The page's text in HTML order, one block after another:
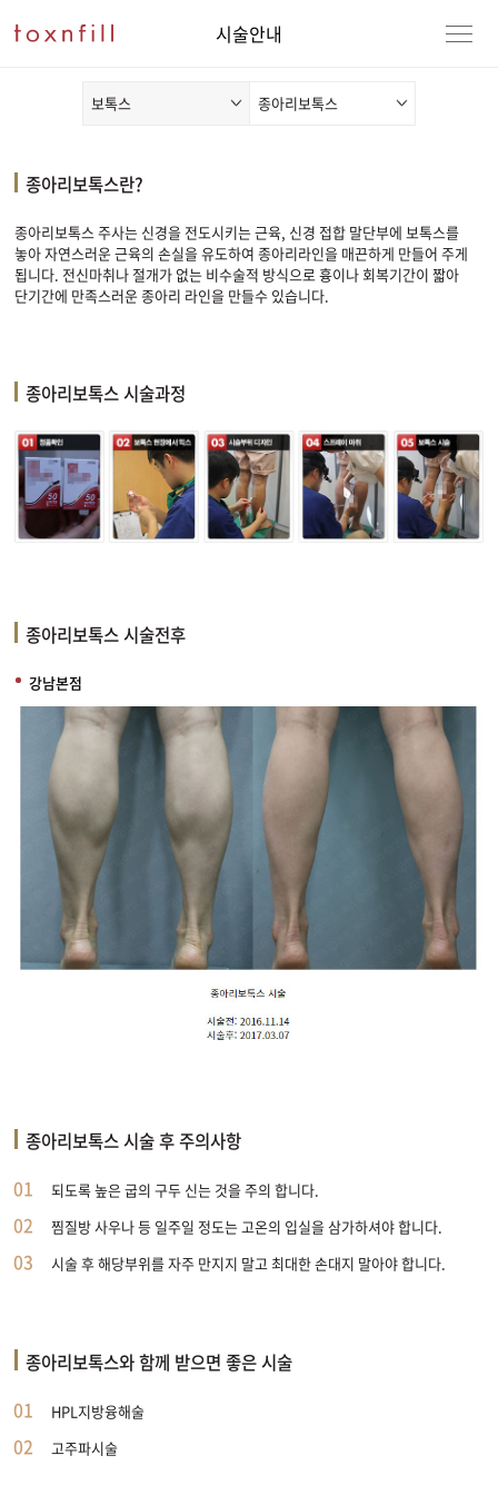
시술안내
보톡스 종아리보톡스
종아리보톡스란?
종아리보톡스 주사는 신경을 전도시키는 근육, 신경 접합 말단부에 보톡스를
놓아 자연스러운 근육의 손실을 유도하여 종아리라인을 매끈하게 만들어 주게
됩니다. 전신마취나 절개가 없는 비수술적 방식으로 흉이나 회복기간이 짧아
단기간에 만족스러운 종아리 라인을 만들수 있습니다.
종아리보톡스 시술과정
종아리보톡스 시술전후
강남본점
종아리보톡스 시술 후 주의사항
01
되도록 높은 굽의 구두 신는 것을 주의 합니다.
02 찜질방 사우나 등 일주일 정도는 고온의 입실을 삼가하셔야 합니다.
03 시술 후 해당부위를 자주 만지지 말고 최대한 손대지 말아야 합니다.
종아리보톡스와 함께 받으면 좋은 시술
01
HPL지방융해술
02 고주파시술